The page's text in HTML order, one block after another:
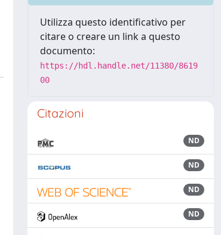
Utilizza questo identificativo per
citare o creare un link a questo
documento:
https://hdl.handle.net/11380/8619
00
Citazioni
ND
ND
ND
ND